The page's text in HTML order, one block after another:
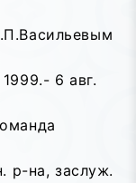
6 авг.
р-на, заслуж.